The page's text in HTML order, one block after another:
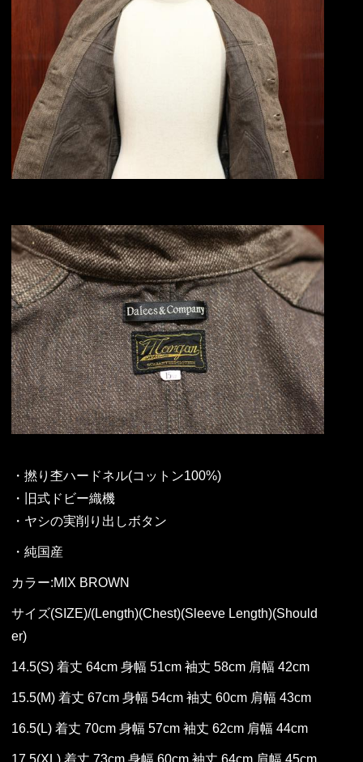
・撚り杢ハードネル(コットン100%)
・旧式ドビー織機
・ヤシの実削り出しボタン
・純国産
カラー:MIX BROWN
サイズ(SIZE)/(Length)(Chest)(Sleeve Length)(Should
er)
14.5(S) 着丈 64cm 身幅 51cm 袖丈 58cm 肩幅 42cm
15.5(M) 着丈 67cm 身幅 54cm 袖丈 60cm 肩幅 43cm
16.5(L) 着丈 70cm 身幅 57cm 袖丈 62cm 肩幅 44cm